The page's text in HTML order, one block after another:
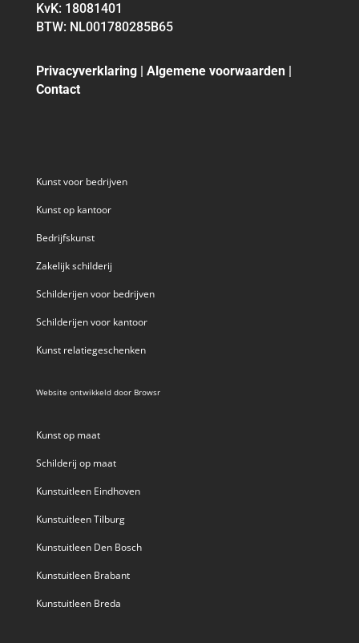
KvK: 18081401
BTW: NL001780285B65
Privacyverklaring| Algemene voorwaarden|
Contact
Kunst voor bedrijven
Kunst op kantoor
Bedrijfskunst
Zakelijk schilderij
Schilderijen voor bedrijven
Schilderijen voor kantoor
Kunst relatiegeschenken
Website ontwikkeld door Browsr
Kunst op maat
Schilderij op maat
Kunstuitleen Eindhoven
Kunstuitleen Tilburg
Kunstuitleen Den Bosch
Kunstuitleen Brabant
Kunstuitleen Breda